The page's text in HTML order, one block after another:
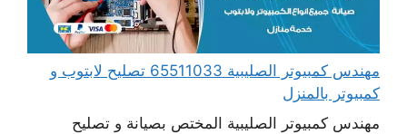
مهندس كمبيوتر الصليبية 65511033 تصليح لابتوب و
كمبيوتر بالمنزل
مهندس كمبيوتر الصليبية المختص بصيانة و تصليح